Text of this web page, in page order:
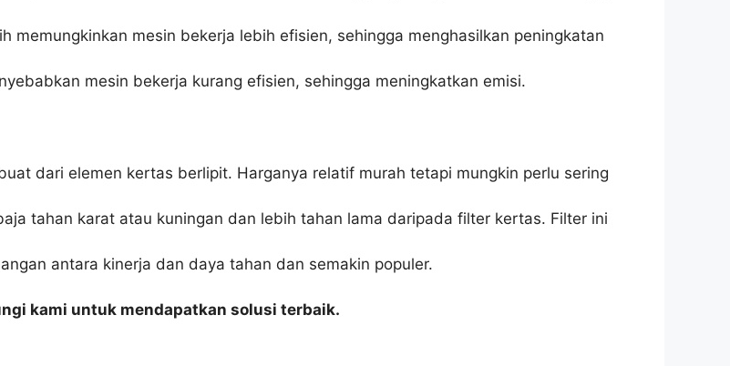
memungkinkan mesin bekerja lebih efisien, sehingga menghasilkan peningkatan
mesin bekerja kurang efisien, sehingga meningkatkan emisi.
dari elemen kertas berlipit. Harganya relatif murah tetapi mungkin perlu sering
tahan karat atau kuningan dan lebih tahan lama daripada filter kertas. Filter ini
antara kinerja dan daya tahan dan semakin populer.
kami untuk mendapatkan solusi terbaik.